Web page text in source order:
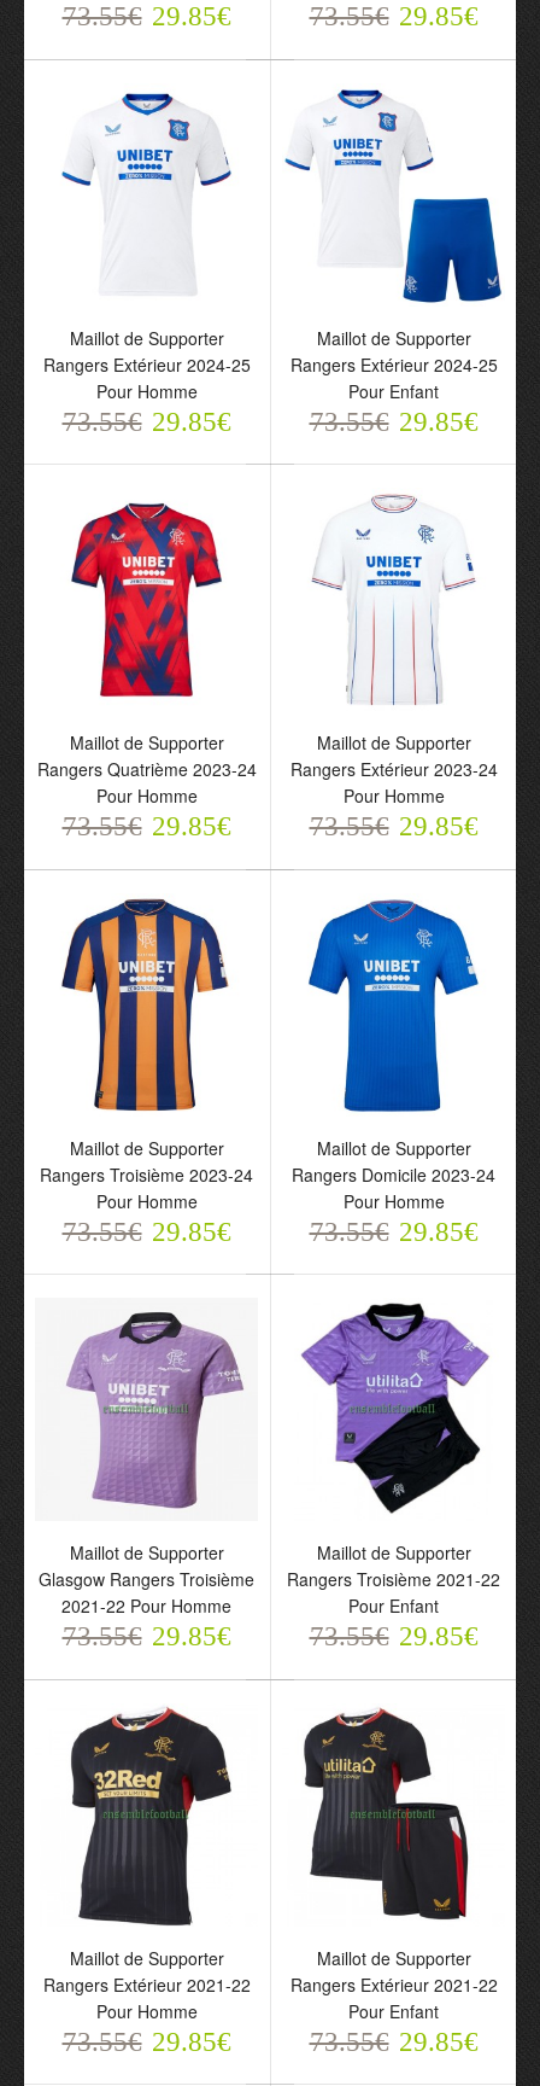
Maillot de Supporter
25 Pour Homme
73.55€ 29.85€
Maillot de Supporter
25 Pour Enfant
73.55€ 29.85€
Rangers Extérieur 2024-
25 Pour Homme
73.55€ 29.85€
Rangers Extérieur 2024-
25 Pour Enfant
73.55€ 29.85€
Maillot de Supporter
Rangers Quatrième
2023-24 Pour Homme
73.55€ 29.85€
Maillot de Supporter
Rangers Extérieur 2023-
24 Pour Homme
73.55€ 29.85€
Maillot de Supporter
Rangers Troisième 2023-
24 Pour Homme
73.55€ 29.85€
Maillot de Supporter
Rangers Domicile 2023-
24 Pour Homme
73.55€ 29.85€
Maillot de Supporter
Glasgow Rangers
Troisième 2021-22 Pour
Homme
73.55€ 29.85€
Maillot de Supporter
Rangers Troisième 2021-
22 Pour Enfant
73.55€ 29.85€
73.55€ 29.85€ 73.55€ 29.85€
Maillot de Supporter
Rangers Extérieur 2024-25
Pour Homme
73.55€ 29.85€
Maillot de Supporter
Rangers Extérieur 2024-25
Pour Enfant
73.55€ 29.85€
Maillot de Supporter
Rangers Quatrième 2023-24
Pour Homme
73.55€ 29.85€
Maillot de Supporter
Rangers Extérieur 2023-24
Pour Homme
73.55€ 29.85€
Maillot de Supporter
Rangers Troisième 2023-24
Pour Homme
73.55€ 29.85€
Maillot de Supporter
Rangers Domicile 2023-24
Pour Homme
73.55€ 29.85€
Maillot de Supporter
Glasgow Rangers Troisième
2021-22 Pour Homme
73.55€ 29.85€
Maillot de Supporter
Rangers Troisième 2021-22
Pour Enfant
73.55€ 29.85€
Maillot de Supporter
Rangers Extérieur 2021-22
Pour Homme
73.55€ 29.85€
Maillot de Supporter
Rangers Extérieur 2021-22
Pour Enfant
73.55€ 29.85€